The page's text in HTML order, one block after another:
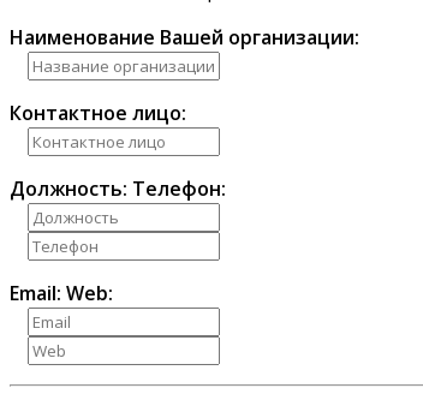
Наименование Вашей организации:
Контактное лицо:
Должность: Телефон:
Email: Web: